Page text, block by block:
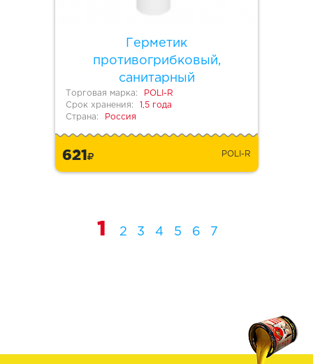
Герметик
противогрибковый,
санитарный
Торговая марка:
POLI-R
Срок хранения:
1,5 года
Страна:
Россия
621 POLI-R
1 2 3 4 5 6 7